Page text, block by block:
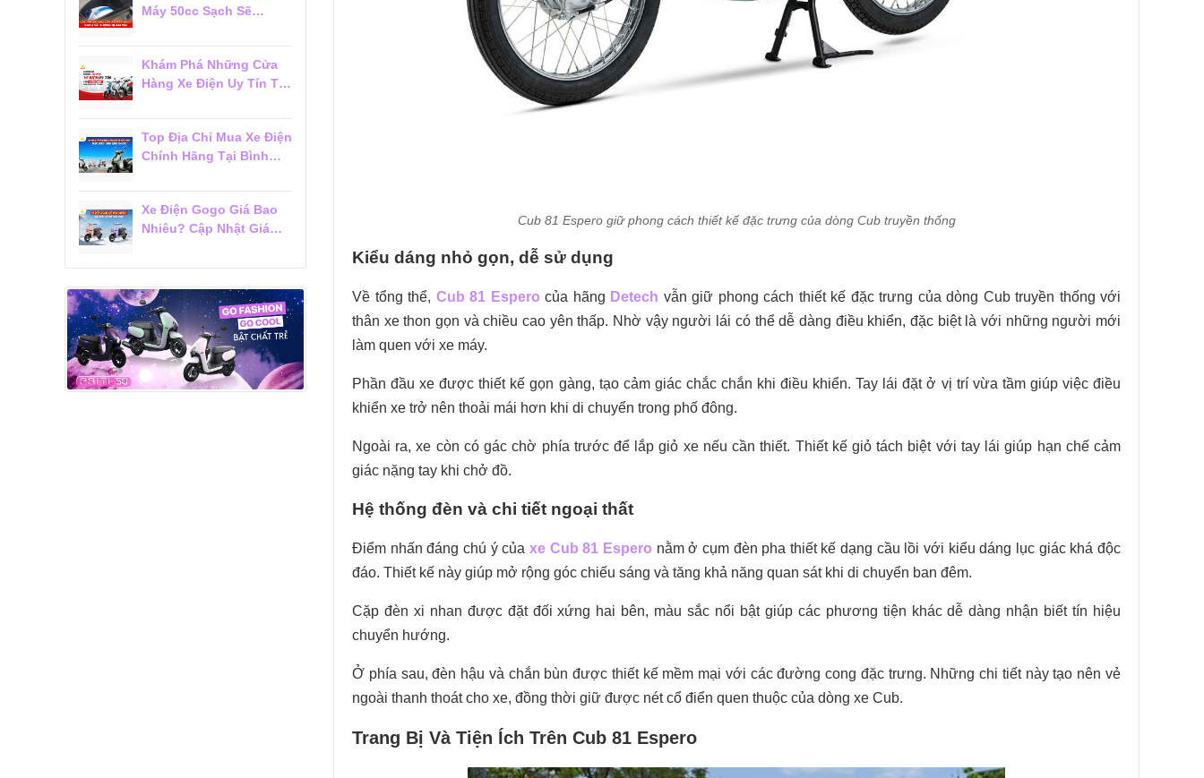
Cub 81 Espero giữ phong cách thiết kế đặc trưng của dòng Cub truyền thống
Kiểu dáng nhỏ gọn, dễ sử dụng
Về tổng thể, Cub 81 Espero của hãng Detech vẫn giữ phong cách thiết kế đặc trưng của dòng Cub truyền thống với
thân xe thon gọn và chiều cao yên thấp. Nhờ vậy người lái có thể dễ dàng điều khiển, đặc biệt là với những người mới
làm quen với xe máy.
Phần đầu xe được thiết kế gọn gàng, tạo cảm giác chắc chắn khi điều khiển. Tay lái đặt ở vị trí vừa tầm giúp việc điều
khiển xe trở nên thoải mái hơn khi di chuyển trong phố đông.
Ngoài ra, xe còn có gác chờ phía trước để lắp giỏ xe nếu cần thiết. Thiết kế giỏ tách biệt với tay lái giúp hạn chế cảm
giác nặng tay khi chở đồ.
Hệ thống đèn và chi tiết ngoại thất
Điểm nhấn đáng chú ý của xe Cub 81 Espero nằm ở cụm đèn pha thiết kế dạng cầu lồi với kiểu dáng lục giác khá độc
đáo. Thiết kế này giúp mở rộng góc chiếu sáng và tăng khả năng quan sát khi di chuyển ban đêm.
Cặp đèn xi nhan được đặt đối xứng hai bên, màu sắc nổi bật giúp các phương tiện khác dễ dàng nhận biết tín hiệu
chuyển hướng.
Ở phía sau, đèn hậu và chắn bùn được thiết kế mềm mại với các đường cong đặc trưng. Những chi tiết này tạo nên vẻ
ngoài thanh thoát cho xe, đồng thời giữ được nét cổ điển quen thuộc của dòng xe Cub.
Trang Bị Và Tiện Ích Trên Cub 81 Espero
Máy 50cc Sạch Sẽ
Khám Phá Những Cửa
Hàng Xe Điện Uy Tín Tại
Top Địa Chỉ Mua Xe Điện
Chính Hãng Tại Bình
Xe Điện Gogo Giá Bao
Nhiêu? Cập Nhật Giá